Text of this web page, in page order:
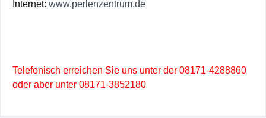
Internet: www.perlenzentrum.de
Telefonisch erreichen Sie uns unter der 08171-4288860
oder aber unter 08171-3852180